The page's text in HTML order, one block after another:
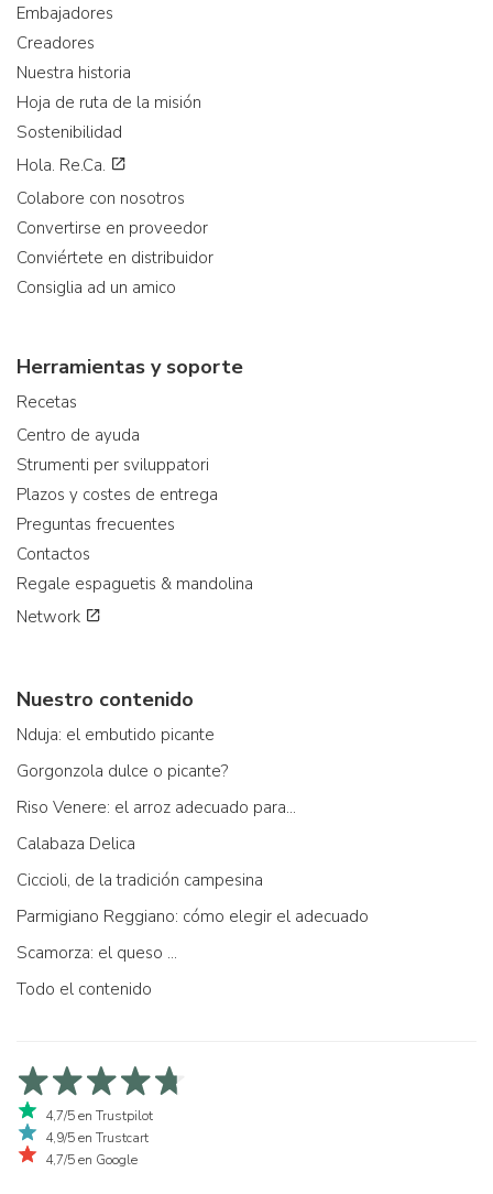
Embajadores
Creadores
Nuestra historia
Hoja de ruta de la misión
Sostenibilidad
Hola. Re.Ca.
Colabore con nosotros
Convertirse en proveedor
Conviértete en distribuidor
Consiglia ad un amico
Herramientas y soporte
Recetas
Centro de ayuda
Strumenti per sviluppatori
Plazos y costes de entrega
Preguntas frecuentes
Contactos
Regale espaguetis & mandolina
Network
Nuestro contenido
Nduja: el embutido picante
Gorgonzola dulce o picante?
Riso Venere: el arroz adecuado para...
Calabaza Delica
Ciccioli, de la tradición campesina
Parmigiano Reggiano: cómo elegir el adecuado
Scamorza: el queso ...
Todo el contenido
4,7/5 en Trustpilot
4,9/5 en Trustcart
4,7/5 en Google